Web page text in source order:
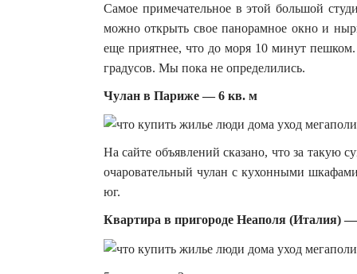
Самое примечательное в этой большой
можно открыть свое панорамное окно и
еще приятнее, что до моря 10 минут пешком.
градусов. Мы пока не определились.
Чулан в Париже — 6 кв. м
На сайте объявлений сказано, что за такую
очаровательный чулан с кухонными
юг.
Квартира в пригороде Неаполя (Италия)